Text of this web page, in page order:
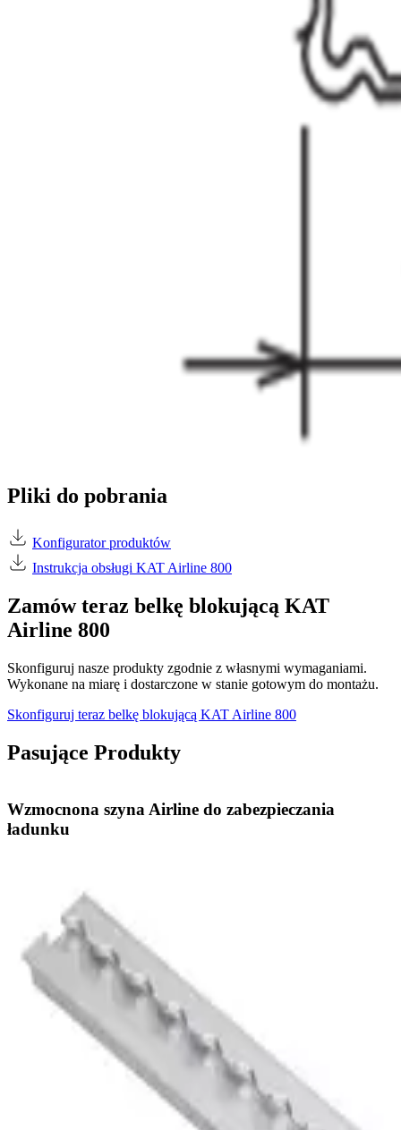
Pliki do pobrania
Konfigurator produktów
Instrukcja obsługi KAT Airline 800
Zamów teraz belkę blokującą KAT
Airline 800
Skonfiguruj nasze produkty zgodnie z własnymi wymaganiami.
Wykonane na miarę i dostarczone w stanie gotowym do montażu.
Skonfiguruj teraz belkę blokującą KAT Airline 800
Pasujące Produkty
Wzmocnona szyna Airline do zabezpieczania
ładunku